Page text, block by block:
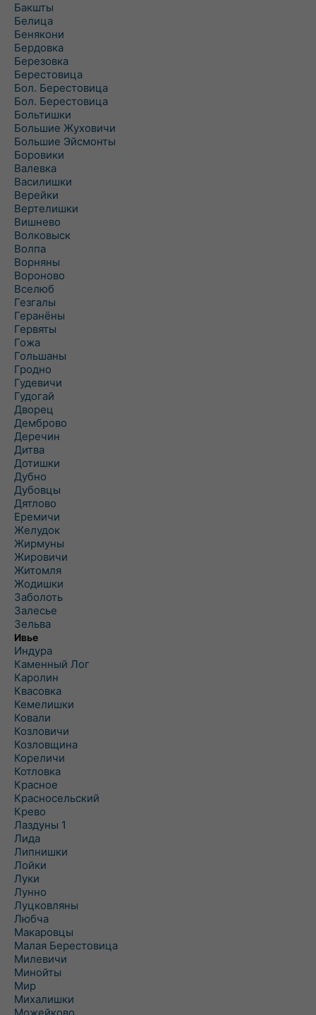
Бакшты
Белица
Бенякони
Бердовка
Березовка
Берестовица
Бол. Берестовица
Бол. Берестовица
Больтишки
Большие Жуховичи
Большие Эйсмонты
Боровики
Валевка
Василишки
Верейки
Вертелишки
Вишнево
Волковыск
Волпа
Ворняны
Вороново
Вселюб
Гезгалы
Геранёны
Гервяты
Гожа
Гольшаны
Гродно
Гудевичи
Гудогай
Дворец
Демброво
Деречин
Дитва
Дотишки
Дубно
Дубовцы
Дятлово
Еремичи
Желудок
Жирмуны
Жировичи
Житомля
Жодишки
Заболоть
Залесье
Зельва
Ивье
Индура
Каменный Лог
Каролин
Квасовка
Кемелишки
Ковали
Козловичи
Козловщина
Кореличи
Котловка
Красное
Красносельский
Крево
Лаздуны 1
Лида
Липнишки
Лойки
Луки
Лунно
Луцковляны
Любча
Макаровцы
Малая Берестовица
Милевичи
Минойты
Мир
Михалишки